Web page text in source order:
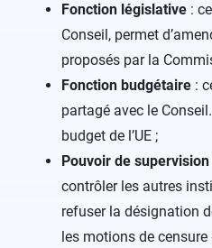
Fonction législative :
Conseil, permet
proposés par la
Fonction budgétaire :
partagé avec le
budget de l’UE ;
Pouvoir de supervision
contrôler les autres
refuser la désignation
les motions de